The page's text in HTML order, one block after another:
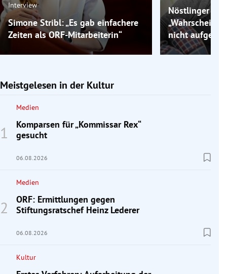
Interview
Simone Stribl: „Es gab einfachere
Zeiten als ORF-Mitarbeiterin“
Nöstlinger
nicht
Meistgelesen in der Kultur
Medien
Komparsen für „Kommissar Rex“
gesucht
06.08.2026
Medien
ORF: Ermittlungen gegen
Stiftungsratschef Heinz Lederer
06.08.2026
Kultur